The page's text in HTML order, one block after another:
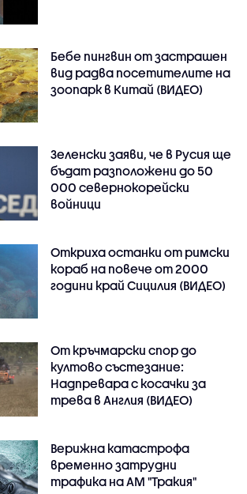
Бебе пингвин от застрашен
вид радва посетителите на
зоопарк в Китай (ВИДЕО)
Зеленски заяви, че в Русия ще
бъдат разположени до 50
000 севернокорейски
войници
Откриха останки от римски
кораб на повече от 2000
години край Сицилия (ВИДЕО)
От кръчмарски спор до
култово състезание:
Надпревара с косачки за
трева в Англия (ВИДЕО)
Верижна катастрофа
временно затрудни
трафика на АМ "Тракия"